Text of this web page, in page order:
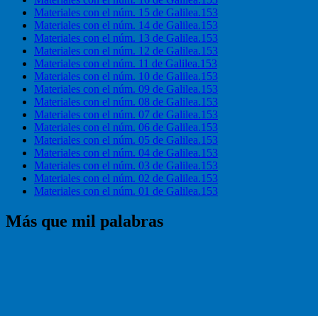
Materiales con el núm. 15 de Galilea.153
Materiales con el núm. 14 de Galilea.153
Materiales con el núm. 13 de Galilea.153
Materiales con el núm. 12 de Galilea.153
Materiales con el núm. 11 de Galilea.153
Materiales con el núm. 10 de Galilea.153
Materiales con el núm. 09 de Galilea.153
Materiales con el núm. 08 de Galilea.153
Materiales con el núm. 07 de Galilea.153
Materiales con el núm. 06 de Galilea.153
Materiales con el núm. 05 de Galilea.153
Materiales con el núm. 04 de Galilea.153
Materiales con el núm. 03 de Galilea.153
Materiales con el núm. 02 de Galilea.153
Materiales con el núm. 01 de Galilea.153
Más que mil palabras